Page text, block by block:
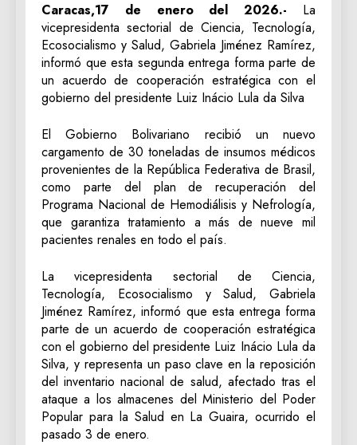
Caracas,17 de enero del 2026.- La
vicepresidenta sectorial de Ciencia, Tecnología,
Ecosocialismo y Salud, Gabriela Jiménez Ramírez,
informó que esta segunda entrega forma parte de
un acuerdo de cooperación estratégica con el
gobierno del presidente Luiz Inácio Lula da Silva
El Gobierno Bolivariano recibió un nuevo
cargamento de 30 toneladas de insumos médicos
provenientes de la República Federativa de Brasil,
como parte del plan de recuperación del
Programa Nacional de Hemodiálisis y Nefrología,
que garantiza tratamiento a más de nueve mil
pacientes renales en todo el país.
La vicepresidenta sectorial de Ciencia,
Tecnología, Ecosocialismo y Salud, Gabriela
Jiménez Ramírez, informó que esta entrega forma
parte de un acuerdo de cooperación estratégica
con el gobierno del presidente Luiz Inácio Lula da
Silva, y representa un paso clave en la reposición
del inventario nacional de salud, afectado tras el
ataque a los almacenes del Ministerio del Poder
Popular para la Salud en La Guaira, ocurrido el
pasado 3 de enero.